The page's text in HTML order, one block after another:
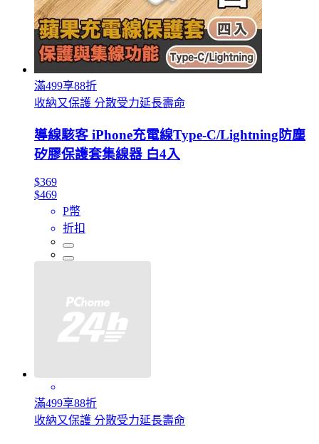
滿499享88折
收納又保護 分散受力延長壽命
導線駭客 iPhone充電線Type-C/Lightning防塵
矽膠保護套集線器 白4入
$369
$469
P幣
折扣
滿499享88折
收納又保護 分散受力延長壽命